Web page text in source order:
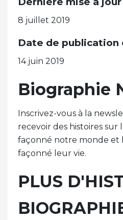
8 juillet 2019
Date de publication
14 juin 2019
Biographie
Inscrivez-vous à la
recevoir des histoires sur
façonné notre monde et
façonné leur vie.
PLUS